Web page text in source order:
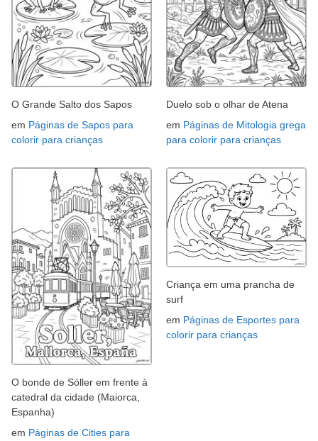
O Grande Salto dos Sapos
em Páginas de Sapos para
colorir para crianças
Duelo sob o olhar de Atena
em Páginas de Mitologia grega
para colorir para crianças
O bonde de Sóller em frente à
catedral da cidade (Maiorca,
Espanha)
em Páginas de Cities para
Criança em uma prancha de
surf
em Páginas de Esportes para
colorir para crianças